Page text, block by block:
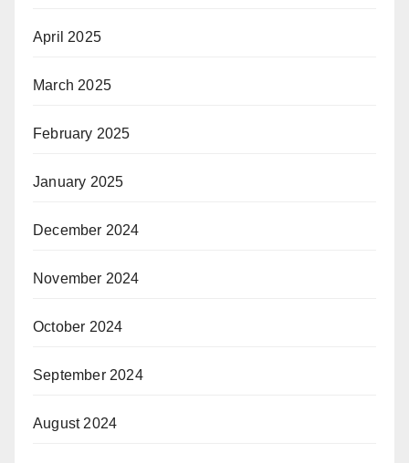
April 2025
March 2025
February 2025
January 2025
December 2024
November 2024
October 2024
September 2024
August 2024